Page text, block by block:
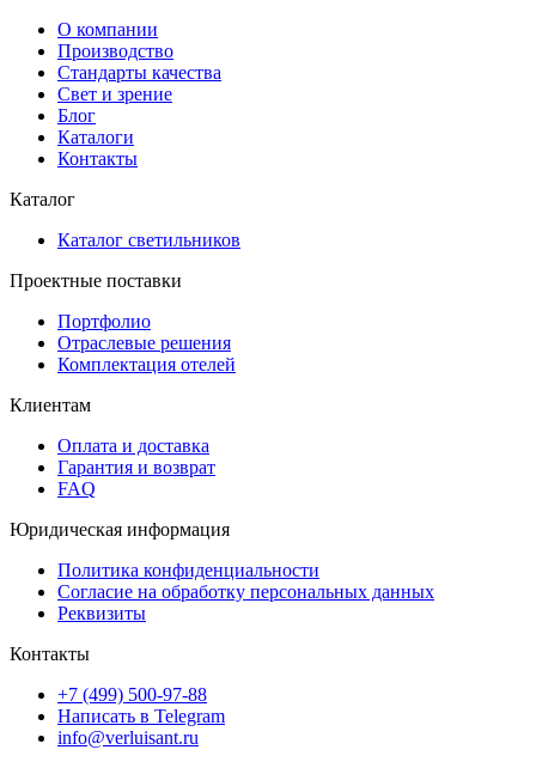
О компании
Производство
Стандарты качества
Свет и зрение
Блог
Каталоги
Контакты
Каталог
Каталог светильников
Проектные поставки
Портфолио
Отраслевые решения
Комплектация отелей
Клиентам
Оплата и доставка
Гарантия и возврат
FAQ
Юридическая информация
Политика конфиденциальности
Согласие на обработку персональных данных
Реквизиты
Контакты
+7 (499) 500-97-88
Написать в Telegram
info@verluisant.ru